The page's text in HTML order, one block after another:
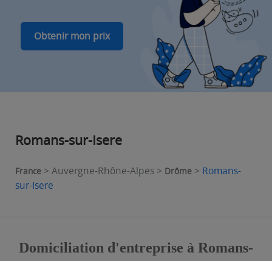
Obtenir mon prix
Romans-sur-Isere
France > Auvergne-Rhône-Alpes > Drôme > Romans-
sur-Isere
Domiciliation d'entreprise à Romans-